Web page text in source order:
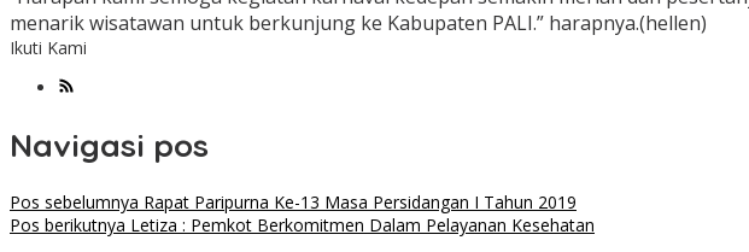
menarik wisatawan untuk berkunjung ke Kabupaten PALI.” harapnya.(hellen)
Ikuti Kami
Navigasi pos
Pos sebelumnya Rapat Paripurna Ke-13 Masa Persidangan I Tahun 2019
Pos berikutnya Letiza : Pemkot Berkomitmen Dalam Pelayanan Kesehatan